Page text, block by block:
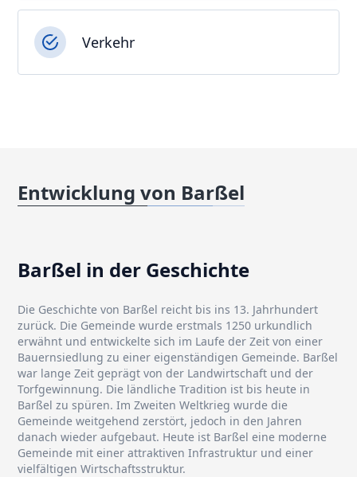
Verkehr
Entwicklung von Barßel
Barßel in der Geschichte
Die Geschichte von Barßel reicht bis ins 13. Jahrhundert
zurück. Die Gemeinde wurde erstmals 1250 urkundlich
erwähnt und entwickelte sich im Laufe der Zeit von einer
Bauernsiedlung zu einer eigenständigen Gemeinde. Barßel
war lange Zeit geprägt von der Landwirtschaft und der
Torfgewinnung. Die ländliche Tradition ist bis heute in
Barßel zu spüren. Im Zweiten Weltkrieg wurde die
Gemeinde weitgehend zerstört, jedoch in den Jahren
danach wieder aufgebaut. Heute ist Barßel eine moderne
Gemeinde mit einer attraktiven Infrastruktur und einer
vielfältigen Wirtschaftsstruktur.